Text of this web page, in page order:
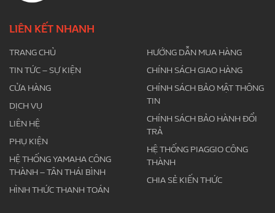
LIÊN KẾT NHANH
TRANG CHỦ
TIN TỨC – SỰ KIỆN
CỬA HÀNG
DỊCH VỤ
LIÊN HỆ
PHỤ KIỆN
HỆ THỐNG YAMAHA CÔNG
THÀNH – TÂN THÁI BÌNH
HÌNH THỨC THANH TOÁN
HƯỚNG DẪN MUA HÀNG
CHÍNH SÁCH GIAO HÀNG
CHÍNH SÁCH BẢO MẬT THÔNG
TIN
CHÍNH SÁCH BẢO HÀNH ĐỔI
TRẢ
HỆ THỐNG PIAGGIO CÔNG
THÀNH
CHIA SẺ KIẾN THỨC